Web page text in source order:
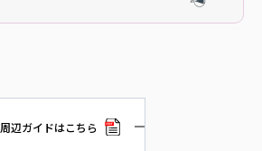
周辺ガイドはこちら